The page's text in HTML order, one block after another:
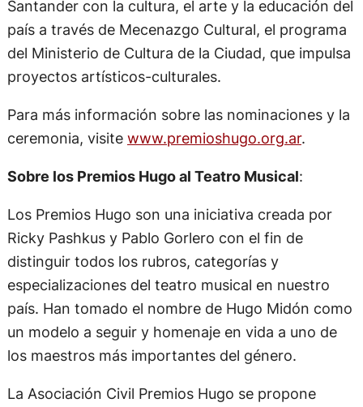
Santander con la cultura, el arte y la educación del
país a través de Mecenazgo Cultural, el programa
del Ministerio de Cultura de la Ciudad, que impulsa
proyectos artísticos-culturales.
Para más información sobre las nominaciones y la
ceremonia, visite www.premioshugo.org.ar.
Sobre los Premios Hugo al Teatro Musical:
Los Premios Hugo son una iniciativa creada por
Ricky Pashkus y Pablo Gorlero con el fin de
distinguir todos los rubros, categorías y
especializaciones del teatro musical en nuestro
país. Han tomado el nombre de Hugo Midón como
un modelo a seguir y homenaje en vida a uno de
los maestros más importantes del género.
La Asociación Civil Premios Hugo se propone